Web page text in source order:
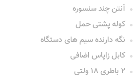
آنتن چند سنسوره
کوله پشتی حمل
نگه دارنده سیم های دستگاه
کابل زاپاس اضافی
۲ باطری ۱۸ ولتی